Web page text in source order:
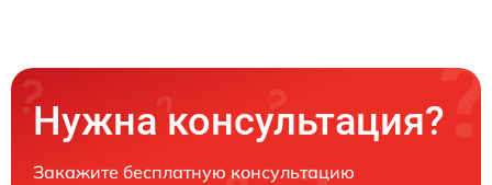
Нужна консультация?
Закажите бесплатную консультацию